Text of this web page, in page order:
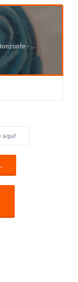
R. Varginha, 397 - Colégio Batista, Belo Horizonte - MG